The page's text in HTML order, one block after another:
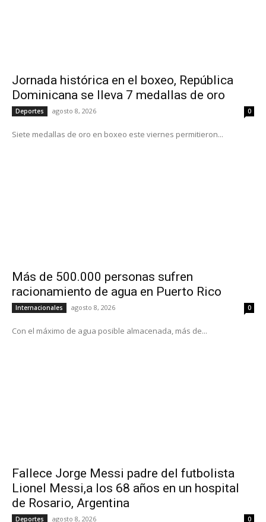
Jornada histórica en el boxeo, República
Dominicana se lleva 7 medallas de oro
Deportes agosto 8, 2026 0
Siete medallas de oro en boxeo este viernes permitieron...
Más de 500.000 personas sufren
racionamiento de agua en Puerto Rico
Internacionales agosto 8, 2026 0
Con el máximo de agua posible almacenada, más de...
Fallece Jorge Messi padre del futbolista
Lionel Messi,a los 68 años en un hospital
de Rosario, Argentina
Deportes agosto 8, 2026 0